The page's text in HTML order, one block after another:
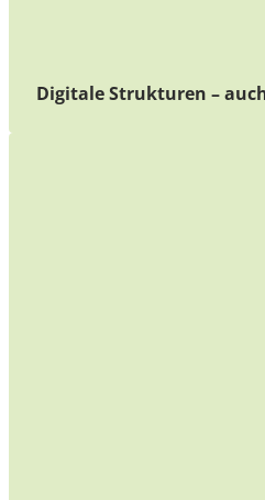
Digitale Strukturen –